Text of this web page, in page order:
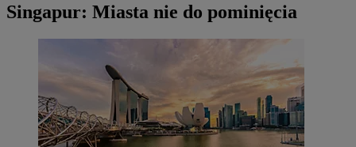
Singapur: Miasta nie do pominięcia